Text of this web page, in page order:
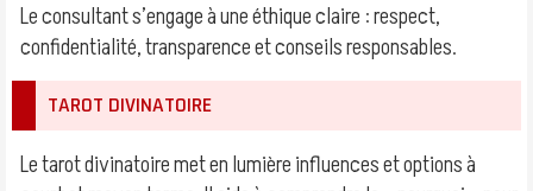
Le consultant s’engage à une éthique claire : respect,
confidentialité, transparence et conseils responsables.
TAROT DIVINATOIRE
Le tarot divinatoire met en lumière influences et options à